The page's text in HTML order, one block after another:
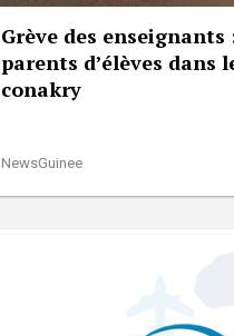
Grève des enseignants
parents d’élèves dans
conakry
NewsGuinee